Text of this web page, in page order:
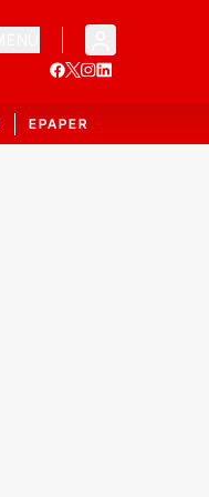
EPAPER